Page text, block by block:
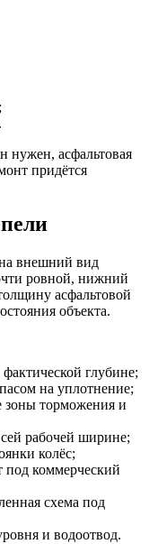
нужен, асфальтовая
придётся
на внешний вид
ровной, нижний
асфальтовой
объекта.
глубине;
на уплотнение;
зоны торможения и
рабочей ширине;
колёс;
под коммерческий
схема под
и водоотвод.